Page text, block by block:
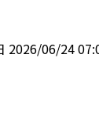
2026/06/24